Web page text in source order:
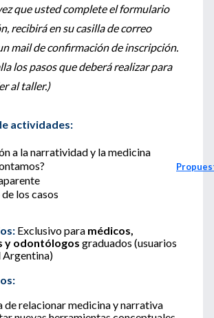
que usted complete el formulario
recibirá en su casilla de correo
mail de confirmación de inscripción.
los pasos que deberá realizar para
al taller.)
actividades:
a la narratividad y la medicina
los casos
Exclusivo para médicos,
y odontólogos graduados (usuarios
de relacionar medicina y narrativa